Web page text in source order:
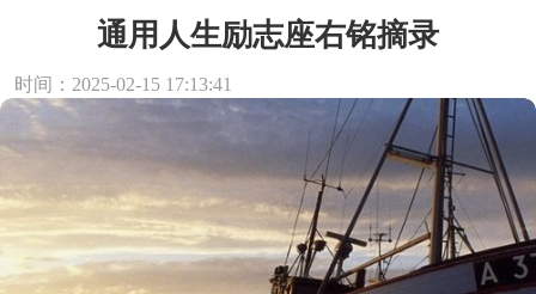
通用人生励志座右铭摘录
时间：2025-02-15 17:13:41